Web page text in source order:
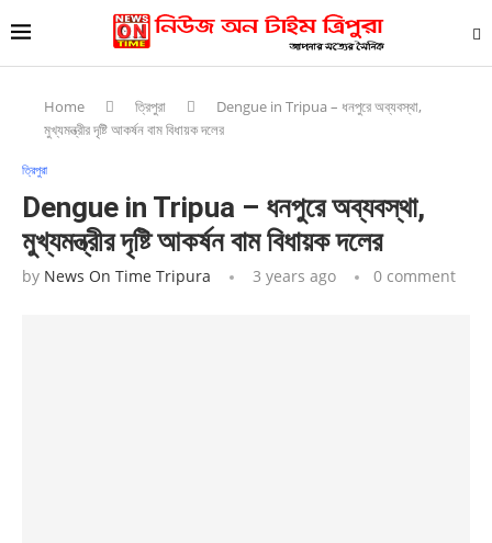
Home ত্রিপুরা
Dengue in Tripua – ধনপুরে অব্যবস্থা,
মুখ্যমন্ত্রীর দৃষ্টি আকর্ষন বাম বিধায়ক দলের
ত্রিপুরা
Dengue in Tripua – ধনপুরে অব্যবস্থা,
মুখ্যমন্ত্রীর দৃষ্টি আকর্ষন বাম বিধায়ক দলের
by News On Time Tripura 3 years ago 0 comment